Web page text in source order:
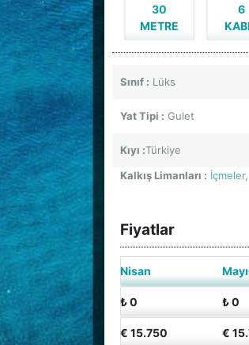
30
METRE
6
Sınıf : Lüks
Yat Tipi : Gulet
Kıyı :Türkiye
Kalkış Limanları : İçmeler,
Fiyatlar
Nisan
₺ 0 ₺ 0
€ 15.750 €